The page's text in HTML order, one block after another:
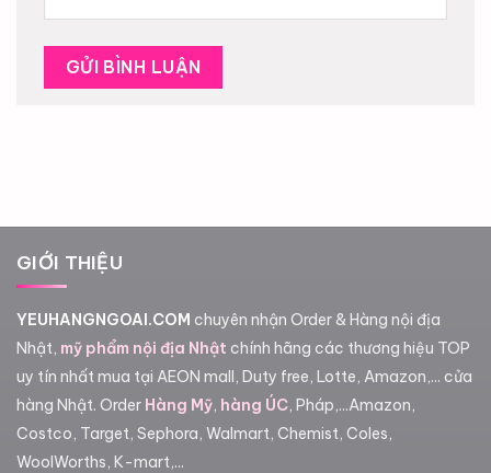
GIỚI THIỆU
YEUHANGNGOAI.COM chuyên nhận Order & Hàng nội địa
Nhật, mỹ phẩm nội địa Nhật chính hãng các thương hiệu TOP
uy tín nhất mua tại AEON mall, Duty free, Lotte, Amazon,... cửa
hàng Nhật. Order Hàng Mỹ, hàng ÚC, Pháp,...Amazon,
Costco, Target, Sephora, Walmart, Chemist, Coles,
WoolWorths, K-mart,...